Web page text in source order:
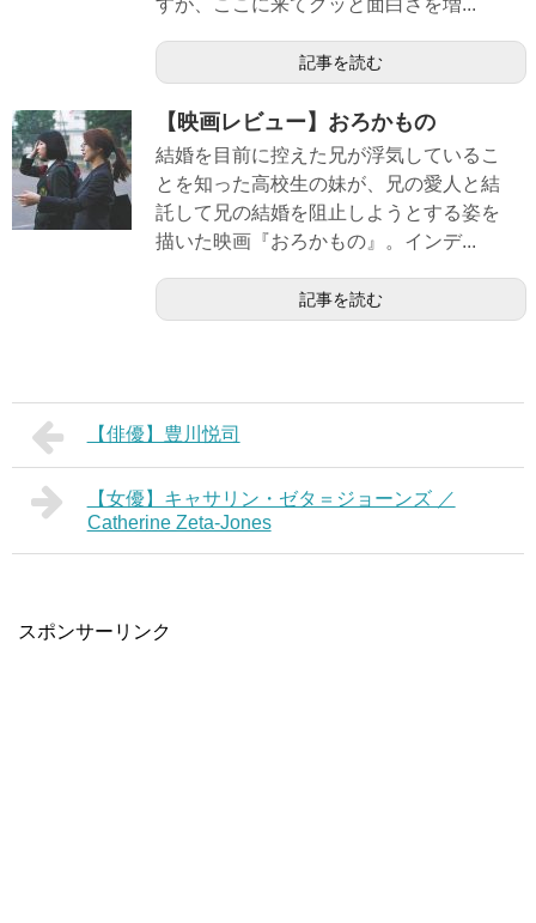
すが、ここに来てグッと面白さを増...
記事を読む
【映画レビュー】おろかもの
結婚を目前に控えた兄が浮気しているこ
とを知った高校生の妹が、兄の愛人と結
託して兄の結婚を阻止しようとする姿を
描いた映画『おろかもの』。インデ...
記事を読む
【俳優】豊川悦司
【女優】キャサリン・ゼタ＝ジョーンズ ／
Catherine Zeta-Jones
スポンサーリンク